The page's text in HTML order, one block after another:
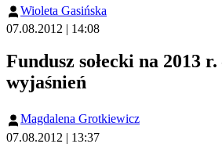
Wioleta Gasińska
07.08.2012 | 14:08
Fundusz sołecki na 2013
wyjaśnień
Magdalena Grotkiewicz
07.08.2012 | 13:37